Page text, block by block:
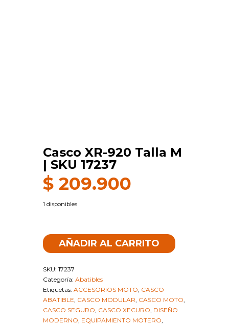
Casco XR-920 Talla M
| SKU 17237
$ 209.900
1 disponibles
920
Talla
|
SKU
17237
cantidad
AÑADIR AL CARRITO
SKU: 17237
Categoría: Abatibles
Etiquetas: ACCESORIOS MOTO, CASCO
ABATIBLE, CASCO MODULAR, CASCO MOTO,
CASCO SEGURO, CASCO XECURO, DISEÑO
MODERNO, EQUIPAMIENTO MOTERO,